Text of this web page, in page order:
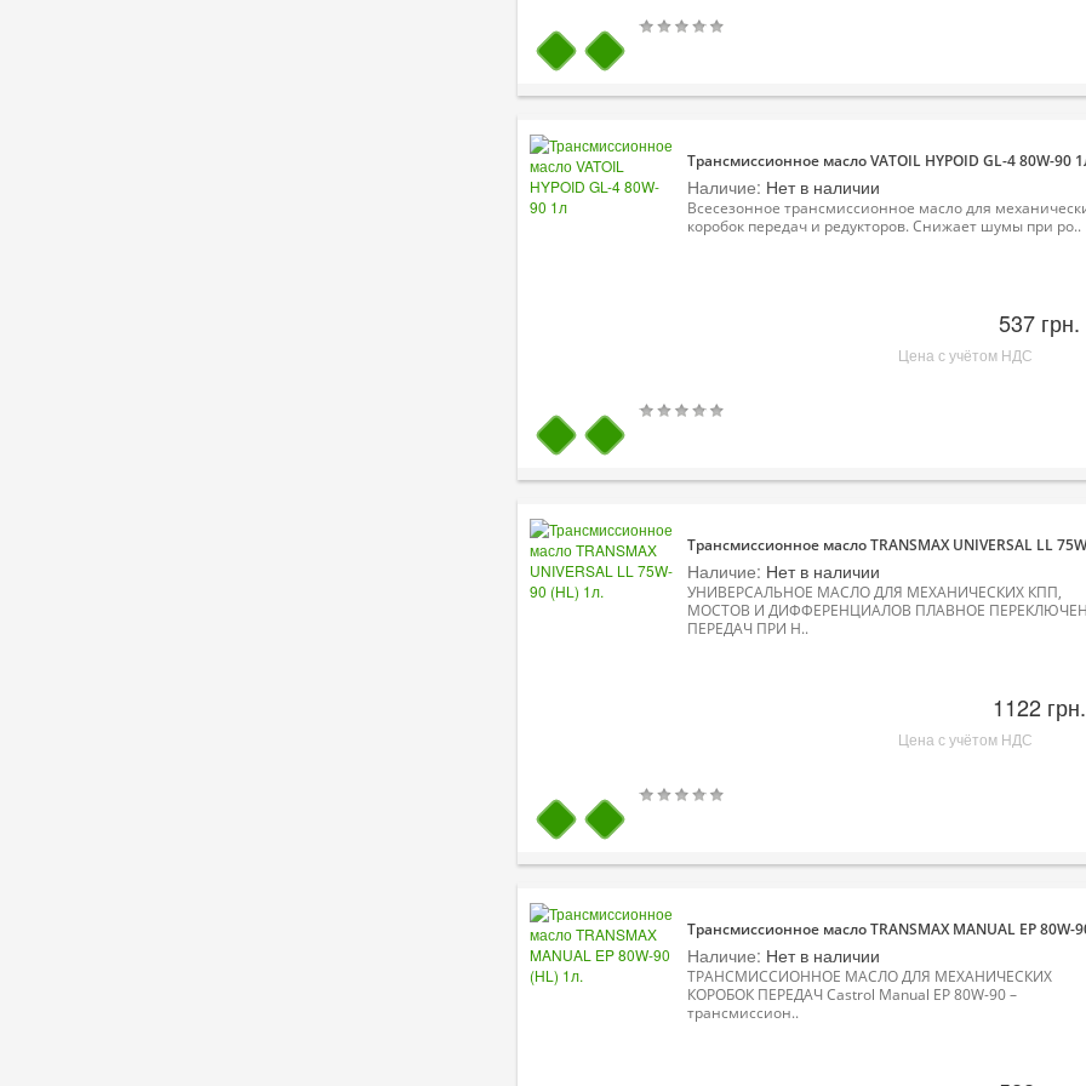
Трансмиссионное масло VATOIL HYPOID GL-4 80W-90
Наличие: Нет в наличии
Всесезонное трансмиссионное масло для
коробок передач и редукторов. Снижает шумы при ро..
537 грн.
Цена с учётом НДС
Трансмиссионное масло TRANSMAX UNIVERSAL LL
Наличие: Нет в наличии
УНИВЕРСАЛЬНОЕ МАСЛО ДЛЯ МЕХАНИЧЕСКИХ КПП,
МОСТОВ И ДИФФЕРЕНЦИАЛОВ ПЛАВНОЕ
ПЕРЕДАЧ ПРИ Н..
1122 грн.
Цена с учётом НДС
Трансмиссионное масло TRANSMAX MANUAL EP 80W-
Наличие: Нет в наличии
ТРАНСМИССИОННОЕ МАСЛО ДЛЯ МЕХАНИЧЕСКИХ
КОРОБОК ПЕРЕДАЧ Castrol Manual EP 80W-90 –
трансмиссион..